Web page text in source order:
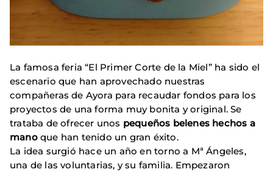
La famosa feria “El Primer Corte de la Miel” ha sido el
escenario que han aprovechado nuestras
compañeras de Ayora para recaudar fondos para los
proyectos de una forma muy bonita y original. Se
trataba de ofrecer unos pequeños belenes hechos a
manoque han tenido un gran éxito.
La idea surgió hace un año en torno a Mª Ángeles,
una de las voluntarias, y su familia. Empezaron